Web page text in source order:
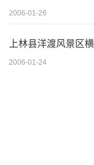
2006-01-26
上林县洋渡风景区
2006-01-24